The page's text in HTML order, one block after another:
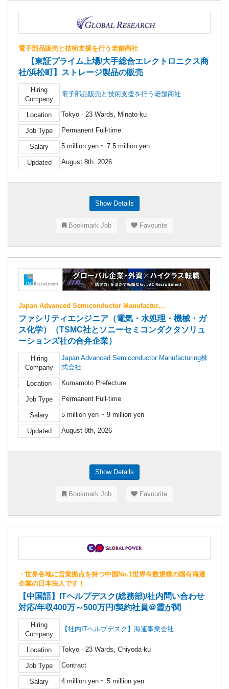
電子部品販売と技術支援を行う老舗商社
【東証プライム上場/大手総合エレクトロニクス商
社/浜松町】ストレージ製品の販売
Hiring
Company
電子部品販売と技術支援を行う老舗商社
Location Tokyo - 23 Wards, Minato-ku
Job Type Permanent Full-time
Salary 5 million yen ~ 7.5 million yen
Updated August 8th, 2026
Show Details
Bookmark Job Favourite
Japan Advanced Semiconductor Manufactur…
ファシリティエンジニア（電気・水処理・機械・ガ
ス化学）（TSMC社とソニーセミコンダクタソリュ
ーションズ社の合弁企業）
Hiring
Company
Japan Advanced Semiconductor Manufacturing株
式会社
Location Kumamoto Prefecture
Job Type Permanent Full-time
Salary 5 million yen ~ 9 million yen
Updated August 8th, 2026
Show Details
Bookmark Job Favourite
・世界各地に営業拠点を持つ中国No.1世界有数規模の国有海運
企業の日本法人です！
【中国語】ITヘルプデスク(総務部)/社内問い合わせ
対応/年収400万～500万円/契約社員＠霞が関
Hiring
Company
【社内ITヘルプデスク】海運事業会社
Location Tokyo - 23 Wards, Chiyoda-ku
Job Type Contract
Salary 4 million yen ~ 5 million yen